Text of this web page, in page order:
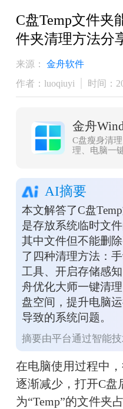
​C盘Temp文件夹
件夹清理方法分
来源：
金舟软件
作者：luoqiuyi
时间：
C盘瘦身清
理、电脑一
优化工具，
红问题
AI摘要
本文解答了C盘
是存放系统临时文
其中文件但不能删
了四种清理方法：
工具、开启存储感
舟优化大师一键清
盘空间，提升电脑
导致的系统问题。
摘要由平台通过智能
在电脑使用过程中
逐渐减少，打开C盘
为“Temp”的文件夹